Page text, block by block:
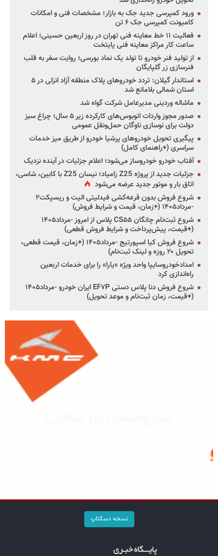
ورود کمپرسی جدید جک به بازار؛ مشخصات فنی و امکانات
کامیونت کمپرسی جک ۶ تن
فعالیت ۱۱ خط معاینه فنی تهران در روز اربعین حسینی؛ اعلام
ساعت کار مراکز معاینه فنی پایتخت
از تولید فنر خودرو تا تولد یک نماد بورسی؛ روایت سفر به قلب
فنرسازی زر گلپایگان
استاندار گیلان: تردد خودروهای پلاک منطقه آزاد انزلی در ۵
استان شمالی بلامانع شد
ماشاله وردینی مدیرعامل شرکت گواه شد
صدور مجوز واردات اتوبوس‌های کارکرده زیر ۵ سال؛ چراغ سبز
دولت برای نوسازی ناوگان حمل‌ونقل عمومی
پیگیری تحویل خودروهای پرشیا خودرو از طریق میز خدمات
سراسری (+راهنمای کامل)
آفتاب خودرو خودروساز می‌شود؛ اعلام جزئیات در آینده نزدیک
جزئیات جدید از پروژه Z25 زامیاد؛ نیسان Z25 با کابین، شاسی،
اتاق بار و موتور جدید عرضه می‌شود
شروع فروش بدون قرعه‌کشی فیدلیتی الیت و ریسپکت۲
-مرداد۱۴۰۵ (+زمان، قیمت و شرایط فروش)
شروع ثبت‌نام چانگان CS۵۵ پلاس از امروز -مرداد۱۴۰۵
(+قیمت، پیش‌پرداخت و شرایط فروش قطعی)
شروع فروش کیا اسپورتیج -مرداد۱۴۰۵ (+زمان، قیمت قطعی،
تحویل ۲۰ روزه و لینک ثبت‌نام)
امدادخودروسایپا واحد ویژه «یارا» را برای خدمات اربعین
راه‌اندازی کرد
شروع فروش دنا پلاس دستی EF۷P ایران خودرو -مرداد۱۴۰۵
(+قیمت، زمان ثبت‌نام و موعد تحویل)
نسخه دسکتاپ